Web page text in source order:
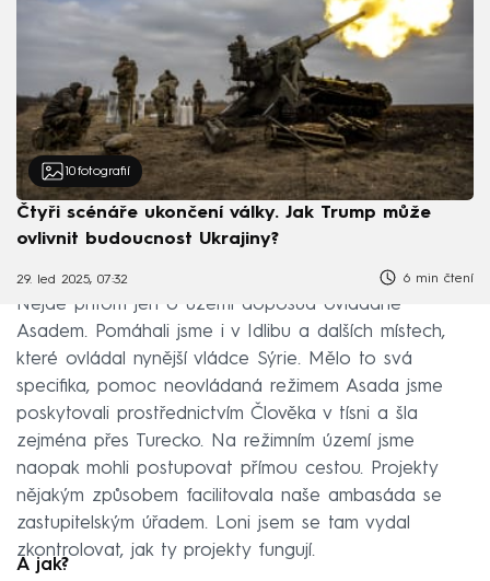
10 fotografií
Čtyři scénáře ukončení války. Jak Trump může
ovlivnit budoucnost Ukrajiny?
29. led 2025, 07:32 6 min čtení
Nejde přitom jen o území doposud ovládané
Asadem. Pomáhali jsme i v Idlibu a dalších místech,
které ovládal nynější vládce Sýrie. Mělo to svá
specifika, pomoc neovládaná režimem Asada jsme
poskytovali prostřednictvím Člověka v tísni a šla
zejména přes Turecko. Na režimním území jsme
naopak mohli postupovat přímou cestou. Projekty
nějakým způsobem facilitovala naše ambasáda se
zastupitelským úřadem. Loni jsem se tam vydal
zkontrolovat, jak ty projekty fungují.
A jak?